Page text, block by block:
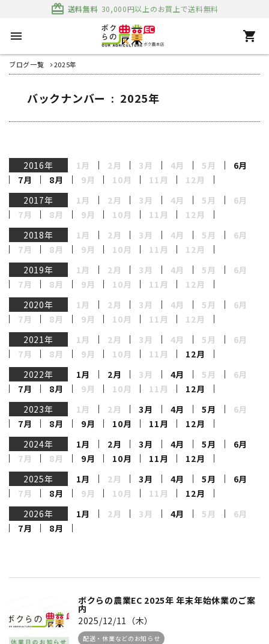
card_giftcard 送料無料 30,000円以上のお買上で送料無料
menu shopping_cart
ブログ一覧 2025年
バックナンバー : 2025年
2016年 1月 2月 3月 4月 5月
6月
7月
8月 9月 10月 11月
12月
2017年
1月 2月 3月 4月 5月
6月
7月
8月 9月 10月 11月
12月
2018年
1月 2月 3月 4月 5月
6月
7月
8月 9月 10月 11月
12月
2019年
1月 2月 3月 4月 5月
6月
7月
8月 9月 10月 11月
12月
2020年
1月 2月 3月 4月 5月
6月
7月
8月 9月 10月 11月
12月
2021年
1月 2月 3月 4月 5月
6月
7月
8月 9月 10月 11月
12月
2022年
1月 2月 3月 4月 5月
6月
7月
8月 9月 10月 11月
12月
2023年
1月 2月 3月 4月 5月
6月
7月
8月 9月 10月 11月
12月
2024年
1月 2月 3月 4月 5月
6月
7月
8月 9月 10月 11月
12月
2025年
1月 2月 3月 4月 5月
6月
7月
8月 9月 10月 11月
12月
2026年
1月 2月 3月 4月 5月
6月
7月
8月
ボクらの農業EC 2025年 年末年始休業のご案
内
2025/12/11（木）
配送・休業などのお知らせ